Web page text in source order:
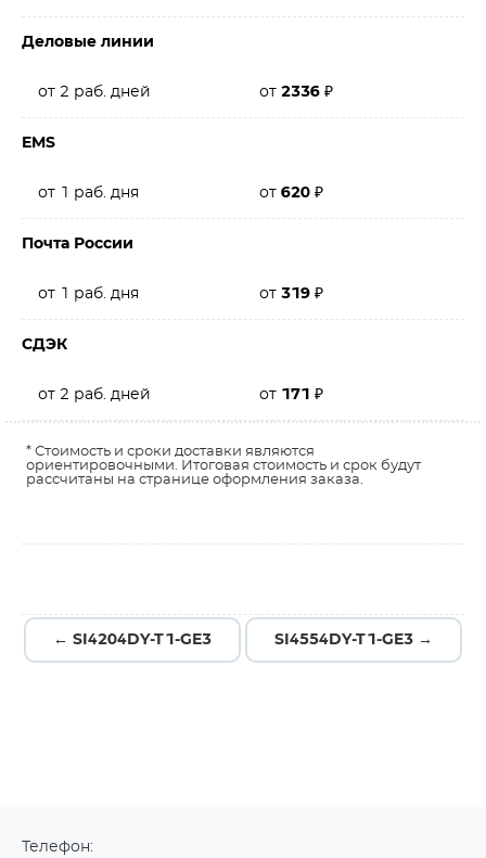
Деловые линии
от 2 раб. дней от 2336 ₽
EMS
от 1 раб. дня от 620 ₽
Почта России
от 1 раб. дня от 319 ₽
СДЭК
от 2 раб. дней от 171 ₽
* Стоимость и сроки доставки являются
ориентировочными. Итоговая стоимость и срок будут
рассчитаны на странице оформления заказа.
← SI4204DY-T1-GE3 SI4554DY-T1-GE3 →
Телефон: